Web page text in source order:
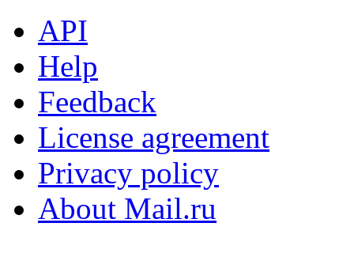
API
Help
Feedback
License agreement
Privacy policy
About Mail.ru